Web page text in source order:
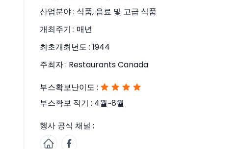
산업분야 : 식품, 음료 및 고급 식품
개최주기 : 매년
최초개최년도 : 1944
주최자 : Restaurants Canada
부스확보난이도 :
부스확보 적기 : 4월~8월
행사 공식 채널 :